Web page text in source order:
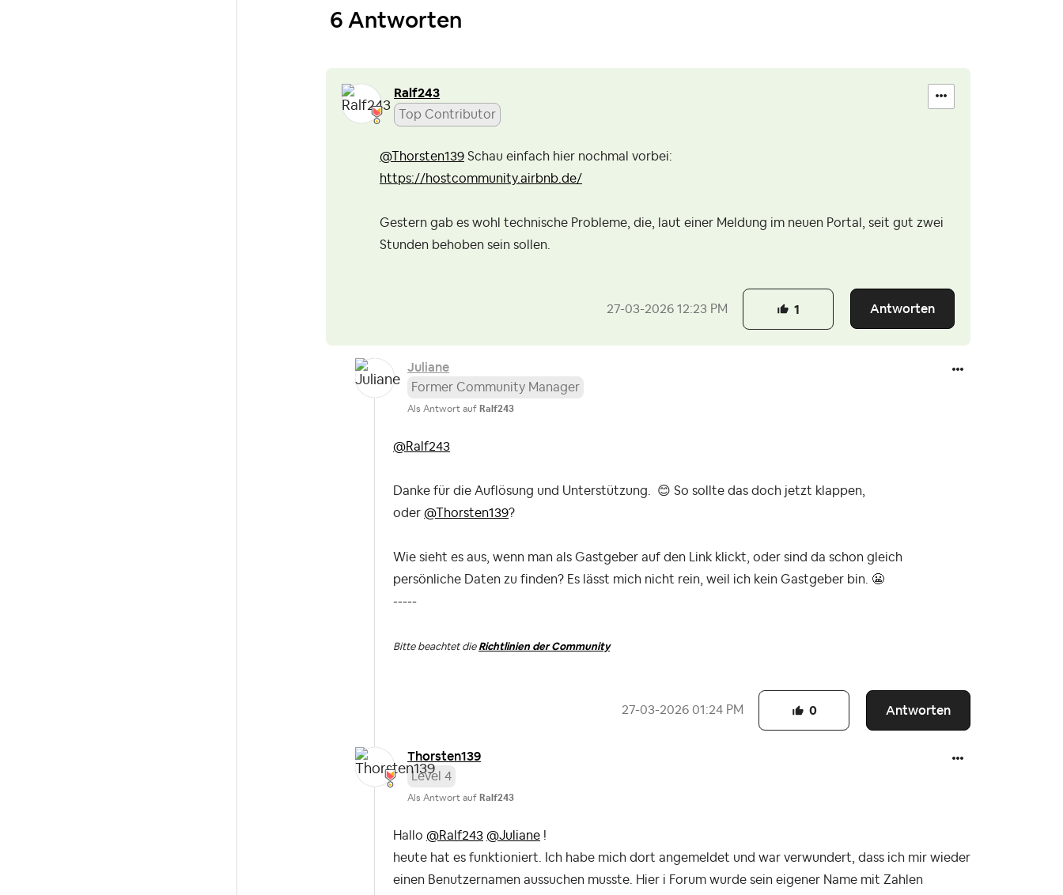
6 Antworten
Ralf243
Top Contributor
@Thorsten139 Schau einfach hier nochmal vorbei:
https://hostcommunity.airbnb.de/
Gestern gab es wohl technische Probleme, die, laut einer Meldung im neuen Portal, seit gut zwei
Stunden behoben sein sollen.
‎27-03-2026 12:23 PM Antworten
1
Juliane
Former Community Manager
Als Antwort auf Ralf243
@Ralf243
Danke für die Auflösung und Unterstützung. 😊 So sollte das doch jetzt klappen,
oder @Thorsten139?
Wie sieht es aus, wenn man als Gastgeber auf den Link klickt, oder sind da schon gleich
persönliche Daten zu finden? Es lässt mich nicht rein, weil ich kein Gastgeber bin. 😬
-----
Bitte beachtet die Richtlinien der Community
‎27-03-2026 01:24 PM Antworten
0
Thorsten139
Level 4
Als Antwort auf Ralf243
Hallo @Ralf243 @Juliane !
heute hat es funktioniert. Ich habe mich dort angemeldet und war verwundert, dass ich mir wieder
einen Benutzernamen aussuchen musste. Hier i Forum wurde sein eigener Name mit Zahlen